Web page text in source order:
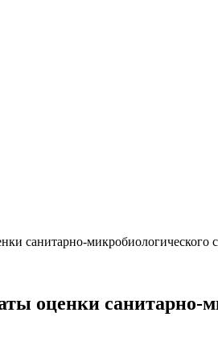
санитарно-микробиологического
санитарно-